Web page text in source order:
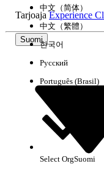
TarjoajaExperience
Suomi
中文（简体）
中文（繁體）
한국어
Русский
Português (Brasil)
Select OrgSuomi